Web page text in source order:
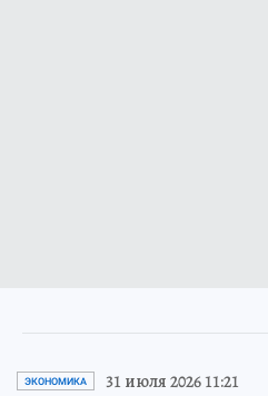
ЭКОНОМИКА 31 июля 2026 11:21